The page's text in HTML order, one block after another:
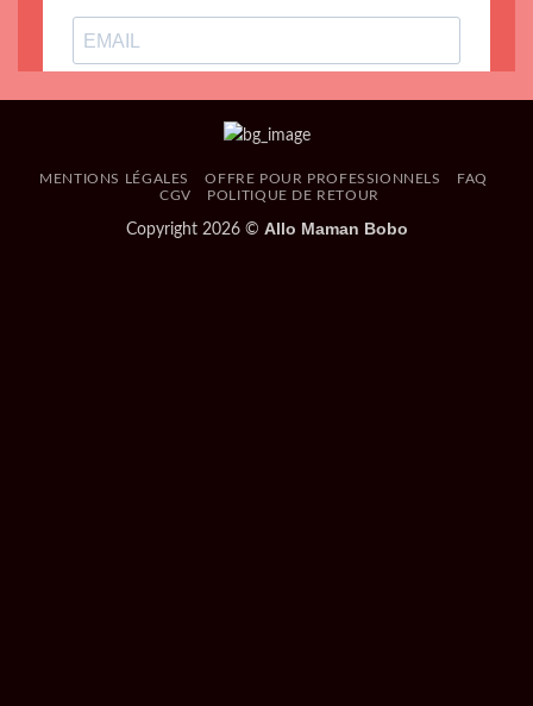
MENTIONS LÉGALES OFFRE POUR PROFESSIONNELS
FAQ
CGV
POLITIQUE DE RETOUR
Copyright 2026 © Allo Maman Bobo